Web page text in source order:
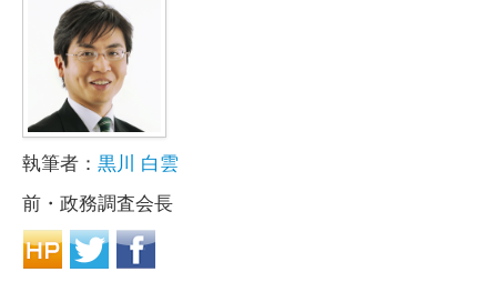
執筆者： 黒川 白雲
前・政務調査会長